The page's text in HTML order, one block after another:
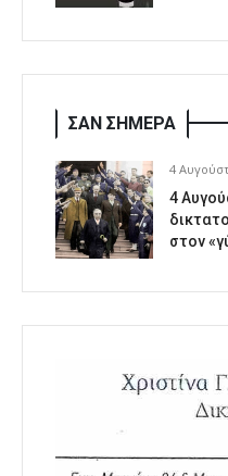
ΣΑΝ ΣΗΜΕΡΑ
4
4
στον